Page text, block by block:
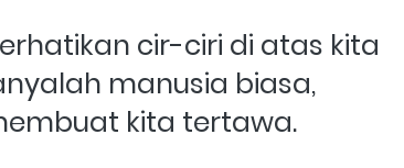
cir-ciri di atas kita
manusia biasa,
kita tertawa.